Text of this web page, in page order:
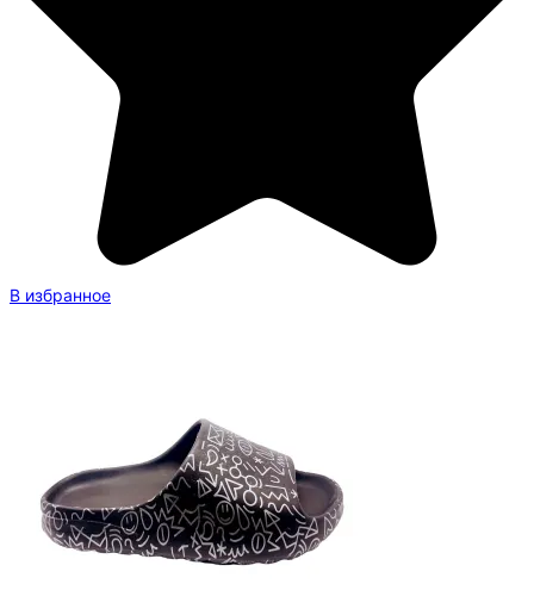
В избранное